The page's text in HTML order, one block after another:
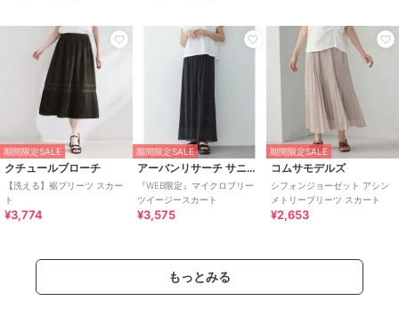
期間限定SALE
クチュールブローチ
【洗える】裾プリーツ スカー
ト
¥3,774
期間限定SALE
アーバンリサーチ サニーレーベル
『WEB限定』マイクロプリー
ツイージースカート
¥3,575
期間限定SALE
コムサモデルズ
シフォンジョーゼット アシン
メトリープリーツ スカート
¥2,653
もっとみる